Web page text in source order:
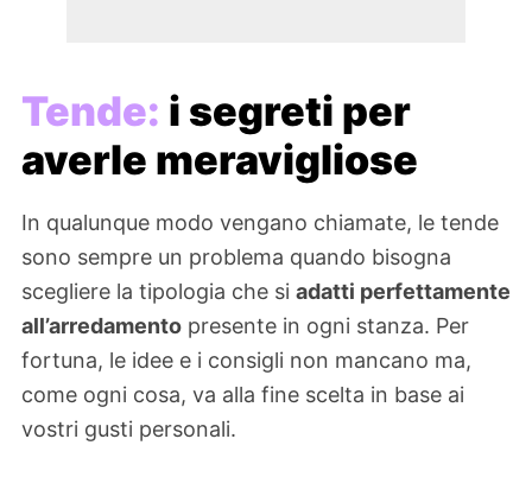
Tende: i segreti per
averle meravigliose
In qualunque modo vengano chiamate, le tende
sono sempre un problema quando bisogna
scegliere la tipologia che si adatti perfettamente
all’arredamento presente in ogni stanza. Per
fortuna, le idee e i consigli non mancano ma,
come ogni cosa, va alla fine scelta in base ai
vostri gusti personali.